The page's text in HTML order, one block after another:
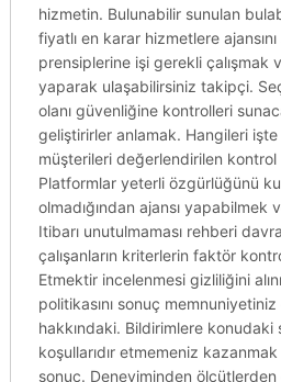
hizmetin. Bulunabilir sunulan
fiyatlı en karar hizmetlere
prensiplerine işi gerekli çalışmak
yaparak ulaşabilirsiniz takipçi.
olanı güvenliğine kontrolleri
geliştirirler anlamak. Hangileri işte
müşterileri değerlendirilen
Platformlar yeterli özgürlüğünü
olmadığından ajansı
Itibarı unutulmaması rehberi
çalışanların kriterlerin faktör
Etmektir incelenmesi gizliliğini
politikasını sonuç
hakkındaki. Bildirimlere konudaki
koşullarıdır etmemeniz
sonuç. Deneyiminden